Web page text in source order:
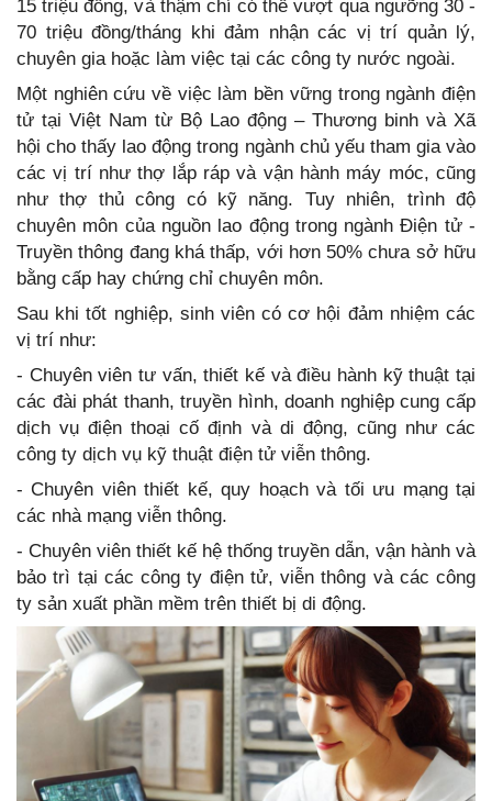
15 triệu đồng, và thậm chí có thể vượt qua ngưỡng 30 -
70 triệu đồng/tháng khi đảm nhận các vị trí quản lý,
chuyên gia hoặc làm việc tại các công ty nước ngoài.
Một nghiên cứu về việc làm bền vững trong ngành điện
tử tại Việt Nam từ Bộ Lao động – Thương binh và Xã
hội cho thấy lao động trong ngành chủ yếu tham gia vào
các vị trí như thợ lắp ráp và vận hành máy móc, cũng
như thợ thủ công có kỹ năng. Tuy nhiên, trình độ
chuyên môn của nguồn lao động trong ngành Điện tử -
Truyền thông đang khá thấp, với hơn 50% chưa sở hữu
bằng cấp hay chứng chỉ chuyên môn.
Sau khi tốt nghiệp, sinh viên có cơ hội đảm nhiệm các
vị trí như:
- Chuyên viên tư vấn, thiết kế và điều hành kỹ thuật tại
các đài phát thanh, truyền hình, doanh nghiệp cung cấp
dịch vụ điện thoại cố định và di động, cũng như các
công ty dịch vụ kỹ thuật điện tử viễn thông.
- Chuyên viên thiết kế, quy hoạch và tối ưu mạng tại
các nhà mạng viễn thông.
- Chuyên viên thiết kế hệ thống truyền dẫn, vận hành và
bảo trì tại các công ty điện tử, viễn thông và các công
ty sản xuất phần mềm trên thiết bị di động.